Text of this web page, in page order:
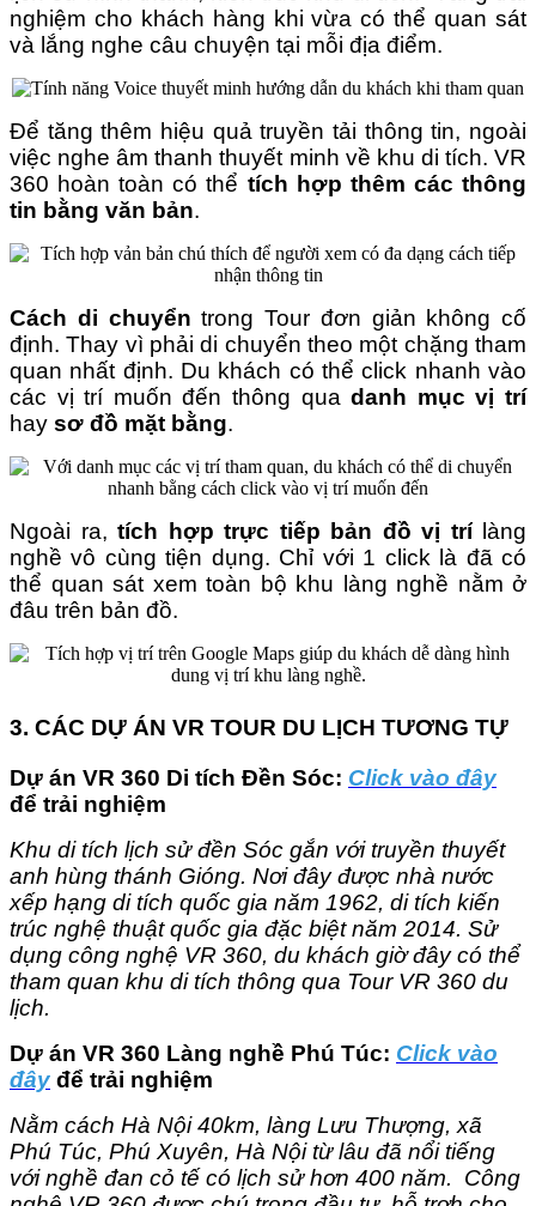
nghiệm cho khách hàng khi vừa có thể quan sát
và lắng nghe câu chuyện tại mỗi địa điểm.
Để tăng thêm hiệu quả truyền tải thông tin, ngoài
việc nghe âm thanh thuyết minh về khu di tích. VR
360 hoàn toàn có thể tích hợp thêm các thông
tin bằng văn bản.
Cách di chuyển trong Tour đơn giản không cố
định. Thay vì phải di chuyển theo một chặng tham
quan nhất định. Du khách có thể click nhanh vào
các vị trí muốn đến thông quadanh mục vị trí
hay sơ đồ mặt bằng.
Ngoài ra, tích hợp trực tiếp bản đồ vị trílàng
nghề vô cùng tiện dụng. Chỉ với 1 click là đã có
thể quan sát xem toàn bộ khu làng nghề nằm ở
đâu trên bản đồ.
3. CÁC DỰ ÁN VR TOUR DU LỊCH TƯƠNG TỰ
Dự án VR 360 Di tích Đền Sóc: Click vào đây
để trải nghiệm
Khu di tích lịch sử đền Sóc gắn với truyền thuyết
anh hùng thánh Gióng. Nơi đây được nhà nước
xếp hạng di tích quốc gia năm 1962, di tích kiến
trúc nghệ thuật quốc gia đặc biệt năm 2014. Sử
dụng công nghệ VR 360, du khách giờ đây có thể
tham quan khu di tích thông qua Tour VR 360 du
lịch.
Dự án VR 360 Làng nghề Phú Túc: Click vào
đây để trải nghiệm
Nằm cách Hà Nội 40km, làng Lưu Thượng, xã
Phú Túc, Phú Xuyên, Hà Nội từ lâu đã nổi tiếng
với nghề đan cỏ tế có lịch sử hơn 400 năm. Công